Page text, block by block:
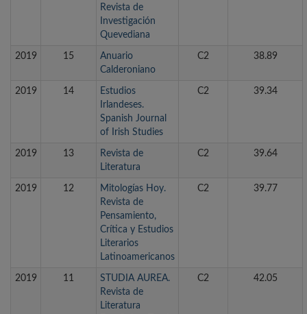
Revista de
Investigación
Quevediana
2019 15
Anuario
Calderoniano
C2 38.89
2019 14
Estudios
Irlandeses.
Spanish Journal
of Irish Studies
C2 39.34
2019 13
Revista de
Literatura
C2 39.64
2019 12
Mitologías Hoy.
Revista de
Pensamiento,
Crítica y Estudios
Literarios
Latinoamericanos
C2 39.77
2019 11
STUDIA AUREA.
Revista de
Literatura
C2 42.05